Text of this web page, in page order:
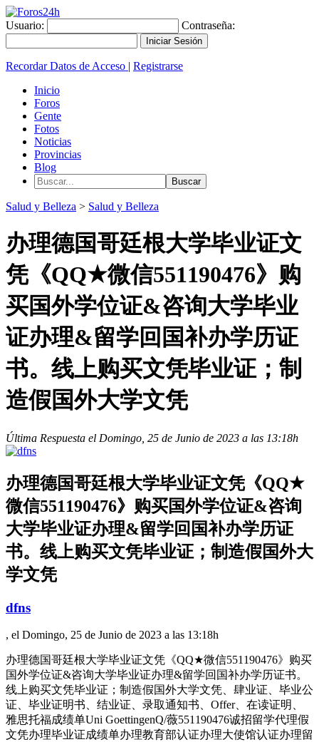
Usuario: Contraseña:
Recordar Datos de Acceso | Registrarse
Inicio
Foros
Gente
Fotos
Noticias
Provincias
Blog
Salud y Belleza > Salud y Belleza
办理德国哥廷根大学毕业证文
凭《QQ★微信551190476》购
买国外学位证&咨询大学毕业
证办理&留学回国补办学历证
书。线上购买文凭毕业证；制
造假国外大学文凭
Última Respuesta el Domingo, 25 de Junio de 2023 a las 13:18h
办理德国哥廷根大学毕业证文凭《QQ★
微信551190476》购买国外学位证&咨询
大学毕业证办理&留学回国补办学历证
书。线上购买文凭毕业证；制造假国外大
学文凭
dfns
, el Domingo, 25 de Junio de 2023 a las 13:18h
办理德国哥廷根大学毕业证文凭《QQ★微信551190476》购买
国外学位证&咨询大学毕业证办理&留学回国补办学历证书。
线上购买文凭毕业证；制造假国外大学文凭、肆业证、毕业公
证、毕业证明书、结业证、录取通知书、Offer、在读证明、
雅思托福成绩单Uni GoettingenQ/薇551190476诚招留学代理假
文凭办理毕业证成绩单办理教育部认证办理大使馆认证办理留